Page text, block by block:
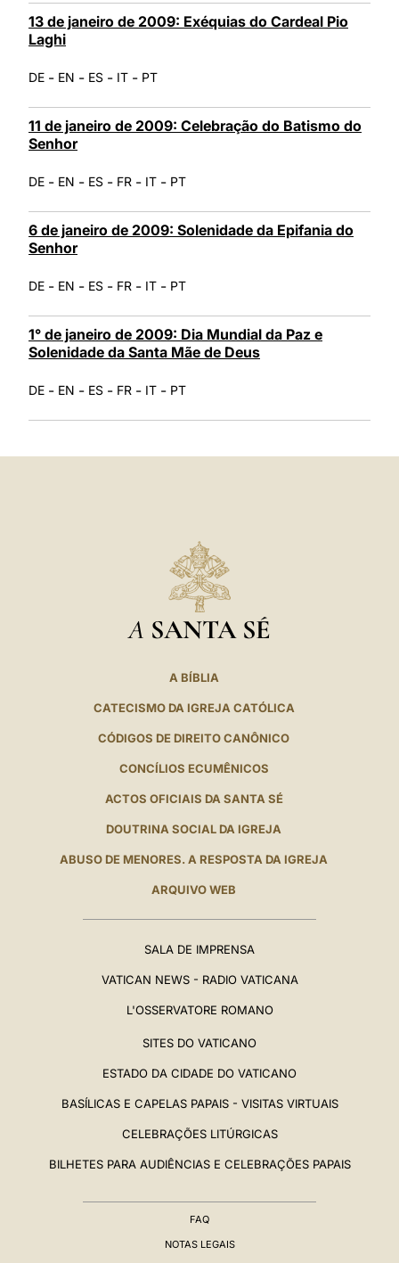
13 de janeiro de 2009: Exéquias do Cardeal Pio
Laghi
DE - EN - ES - IT - PT
11 de janeiro de 2009: Celebração do Batismo do
Senhor
DE - EN - ES - FR - IT - PT
6 de janeiro de 2009: Solenidade da Epifania do
Senhor
DE - EN - ES - FR - IT - PT
1° de janeiro de 2009: Dia Mundial da Paz e
Solenidade da Santa Mãe de Deus
DE - EN - ES - FR - IT - PT
A SANTA SÉ
A BÍBLIA
CATECISMO DA IGREJA CATÓLICA
CÓDIGOS DE DIREITO CANÔNICO
CONCÍLIOS ECUMÊNICOS
ACTOS OFICIAIS DA SANTA SÉ
DOUTRINA SOCIAL DA IGREJA
ABUSO DE MENORES. A RESPOSTA DA IGREJA
ARQUIVO WEB
SALA DE IMPRENSA
VATICAN NEWS - RADIO VATICANA
L'OSSERVATORE ROMANO
SITES DO VATICANO
ESTADO DA CIDADE DO VATICANO
BASÍLICAS E CAPELAS PAPAIS - VISITAS VIRTUAIS
CELEBRAÇÕES LITÚRGICAS
BILHETES PARA AUDIÊNCIAS E CELEBRAÇÕES PAPAIS
FAQ
NOTAS LEGAIS